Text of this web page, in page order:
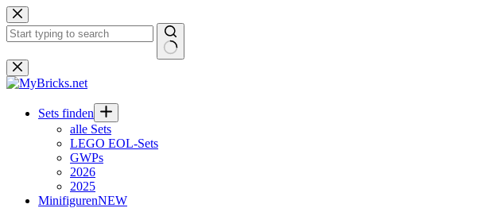
Zum
Inhalt
springen
Keine
Ergebnisse
Sets finden
alle Sets
LEGO EOL-Sets
GWPs
2026
2025
MinifigurenNEW